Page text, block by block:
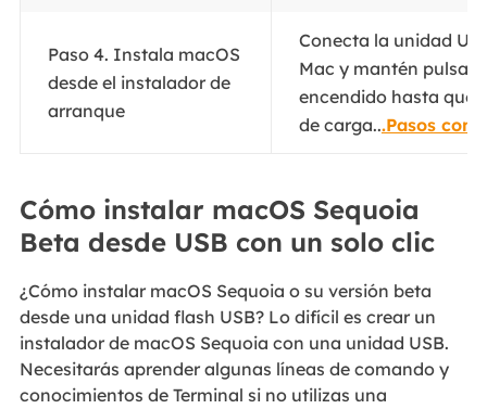
Paso 4. Instala macOS
desde el instalador de
arranque
Conecta la unidad
Mac y mantén
encendido hasta que
de carga...Pasos
Cómo instalar macOS Sequoia
Beta desde USB con un solo clic
¿Cómo instalar macOS Sequoia o su versión beta
desde una unidad flash USB? Lo difícil es crear un
instalador de macOS Sequoia con una unidad USB.
Necesitarás aprender algunas líneas de comando y
conocimientos de Terminal si no utilizas una